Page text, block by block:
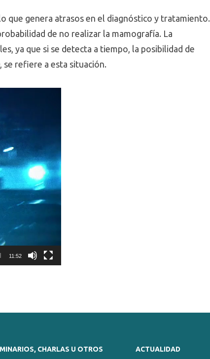
que genera atrasos en el diagnóstico y tratamiento.
de no realizar la mamografía. La
ya que si se detecta a tiempo, la posibilidad de
se refiere a esta situación.
11:52
CHARLAS U OTROS ACTUALIDAD